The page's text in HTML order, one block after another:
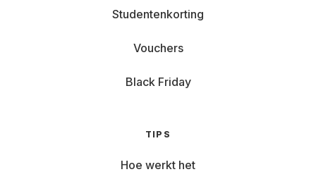
Studentenkorting
Vouchers
Black Friday
TIPS
Hoe werkt het